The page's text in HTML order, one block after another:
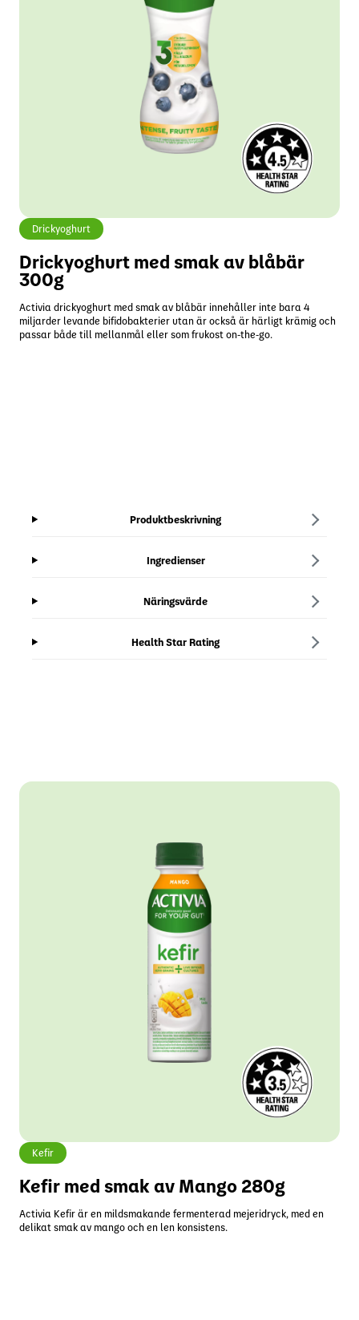
Drickyoghurt
Drickyoghurt med smak av blåbär
300g
Activia drickyoghurt med smak av blåbär innehåller inte bara 4
miljarder levande bifidobakterier utan är också är härligt krämig och
passar både till mellanmål eller som frukost on-the-go.
Produktbeskrivning
Ingredienser
Näringsvärde
Health Star Rating
Kefir
Kefir med smak av Mango 280g
Activia Kefir är en mildsmakande fermenterad mejeridryck, med en
delikat smak av mango och en len konsistens.